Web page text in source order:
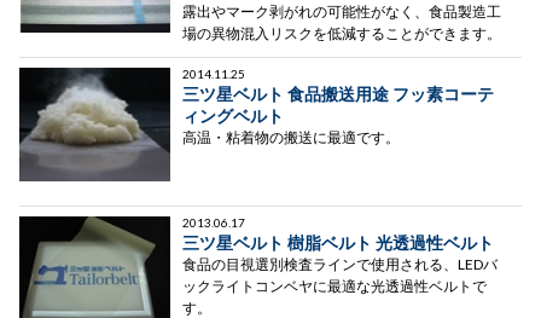
露出やマーク剥がれの可能性がなく、食品製造工
場の異物混入リスクを低減することができます。
2014.11.25
三ツ星ベルト 食品搬送用途 フッ素コーテ
ィングベルト
高温・粘着物の搬送に最適です。
2013.06.17
三ツ星ベルト 樹脂ベルト 光透過性ベルト
食品の目視選別検査ラインで使用される、LEDバ
ックライトコンベヤに最適な光透過性ベルトで
す。